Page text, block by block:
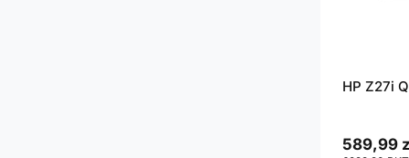
HP Z27i
589,99